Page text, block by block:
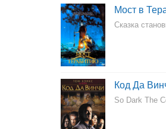
Мост в
Сказка
Код Да
So Dark The